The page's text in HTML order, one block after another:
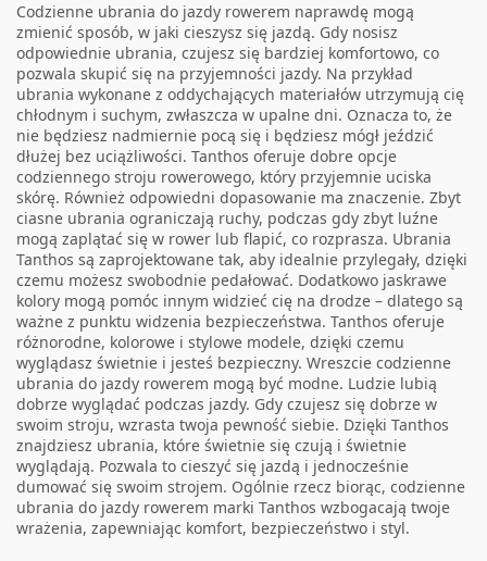
Codzienne ubrania do jazdy rowerem naprawdę mogą
zmienić sposób, w jaki cieszysz się jazdą. Gdy nosisz
odpowiednie ubrania, czujesz się bardziej komfortowo, co
pozwala skupić się na przyjemności jazdy. Na przykład
ubrania wykonane z oddychających materiałów utrzymują cię
chłodnym i suchym, zwłaszcza w upalne dni. Oznacza to, że
nie będziesz nadmiernie pocą się i będziesz mógł jeździć
dłużej bez uciążliwości. Tanthos oferuje dobre opcje
codziennego stroju rowerowego, który przyjemnie uciska
skórę. Również odpowiedni dopasowanie ma znaczenie. Zbyt
ciasne ubrania ograniczają ruchy, podczas gdy zbyt luźne
mogą zaplątać się w rower lub flapić, co rozprasza. Ubrania
Tanthos są zaprojektowane tak, aby idealnie przylegały, dzięki
czemu możesz swobodnie pedałować. Dodatkowo jaskrawe
kolory mogą pomóc innym widzieć cię na drodze – dlatego są
ważne z punktu widzenia bezpieczeństwa. Tanthos oferuje
różnorodne, kolorowe i stylowe modele, dzięki czemu
wyglądasz świetnie i jesteś bezpieczny. Wreszcie codzienne
ubrania do jazdy rowerem mogą być modne. Ludzie lubią
dobrze wyglądać podczas jazdy. Gdy czujesz się dobrze w
swoim stroju, wzrasta twoja pewność siebie. Dzięki Tanthos
znajdziesz ubrania, które świetnie się czują i świetnie
wyglądają. Pozwala to cieszyć się jazdą i jednocześnie
dumować się swoim strojem. Ogólnie rzecz biorąc, codzienne
ubrania do jazdy rowerem marki Tanthos wzbogacają twoje
wrażenia, zapewniając komfort, bezpieczeństwo i styl.